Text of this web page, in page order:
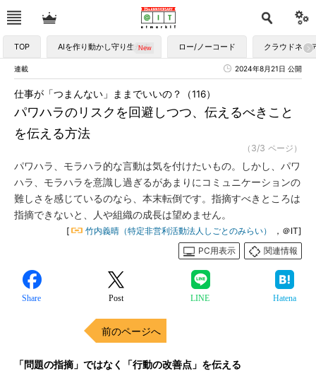
TOP AIを作り動かし守り生かす ロー/ノーコード クラウドネイ
連載 2024年8月21日 公開
パワハラのリスクを回避しつつ、伝えるべきこと
を伝える方法
仕事が「つまんない」ままでいいの？（116）
（3/3 ページ）
パワハラ、モラハラ的な言動は気を付けたいもの。しかし、パワ
ハラ、モラハラを意識し過ぎるがあまりにコミュニケーションの
難しさを感じているのなら、本末転倒です。指摘すべきところは
指摘できないと、人や組織の成長は望めません。
[ 竹内義晴（特定非営利活動法人しごとのみらい）
，＠IT]
PC用表示
関連情報
Share Post LINE Hatena
前のページへ
「問題の指摘」ではなく「行動の改善点」を伝える